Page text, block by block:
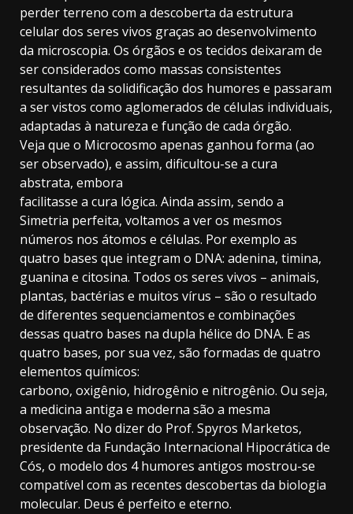
perder terreno com a descoberta da estrutura
celular dos seres vivos graças ao desenvolvimento
da microscopia. Os órgãos e os tecidos deixaram de
ser considerados como massas consistentes
resultantes da solidificação dos humores e passaram
a ser vistos como aglomerados de células individuais,
adaptadas à natureza e função de cada órgão.
Veja que o Microcosmo apenas ganhou forma (ao
ser observado), e assim, dificultou-se a cura
abstrata, embora
facilitasse a cura lógica. Ainda assim, sendo a
Simetria perfeita, voltamos a ver os mesmos
números nos átomos e células. Por exemplo as
quatro bases que integram o DNA: adenina, timina,
guanina e citosina. Todos os seres vivos – animais,
plantas, bactérias e muitos vírus – são o resultado
de diferentes sequenciamentos e combinações
dessas quatro bases na dupla hélice do DNA. E as
quatro bases, por sua vez, são formadas de quatro
elementos químicos:
carbono, oxigênio, hidrogênio e nitrogênio. Ou seja,
a medicina antiga e moderna são a mesma
observação. No dizer do Prof. Spyros Marketos,
presidente da Fundação Internacional Hipocrática de
Cós, o modelo dos 4 humores antigos mostrou-se
compatível com as recentes descobertas da biologia
molecular. Deus é perfeito e eterno.